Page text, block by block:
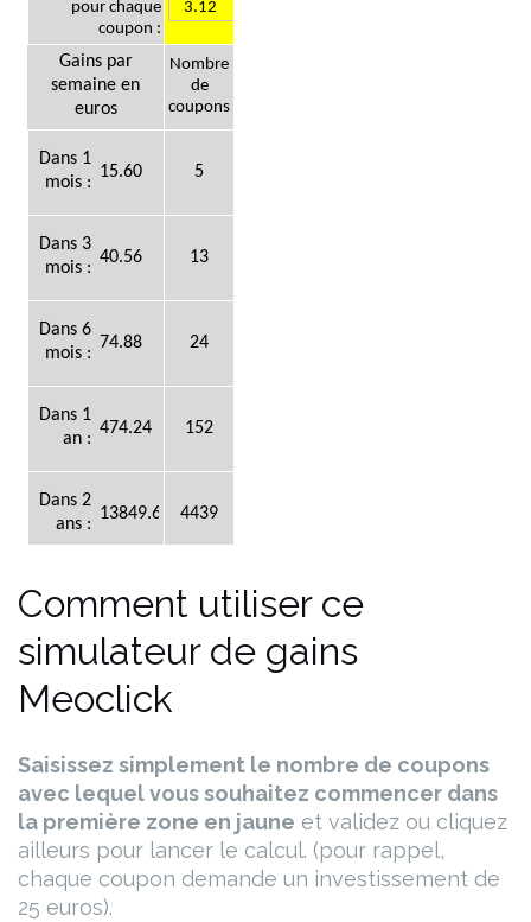
Comment utiliser ce
simulateur de gains
Meoclick
Saisissez simplement le nombre de coupons
avec lequel vous souhaitez commencer dans
la première zone en jaune et validez ou cliquez
ailleurs pour lancer le calcul. (pour rappel,
chaque coupon demande un investissement de
25 euros).